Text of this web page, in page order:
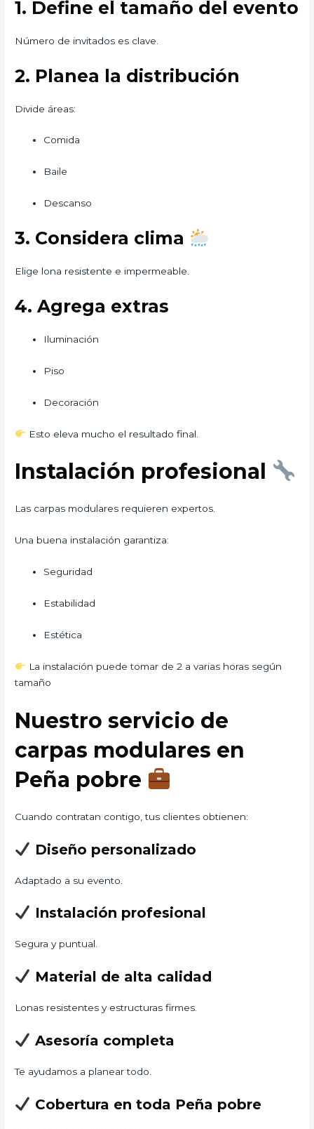
1. Define el tamaño del evento
Número de invitados es clave.
2. Planea la distribución
Divide áreas:
Comida
Baile
Descanso
3. Considera clima
Elige lona resistente e impermeable.
4. Agrega extras
Iluminación
Piso
Decoración
Esto eleva mucho el resultado final.
Instalación profesional
Las carpas modulares requieren expertos.
Una buena instalación garantiza:
Seguridad
Estabilidad
Estética
La instalación puede tomar de 2 a varias horas según
tamaño
Nuestro servicio de
carpas modulares en
Peña pobre
Cuando contratan contigo, tus clientes obtienen:
Diseño personalizado
Adaptado a su evento.
Instalación profesional
Segura y puntual.
Material de alta calidad
Lonas resistentes y estructuras firmes.
Asesoría completa
Te ayudamos a planear todo.
Cobertura en toda Peña pobre